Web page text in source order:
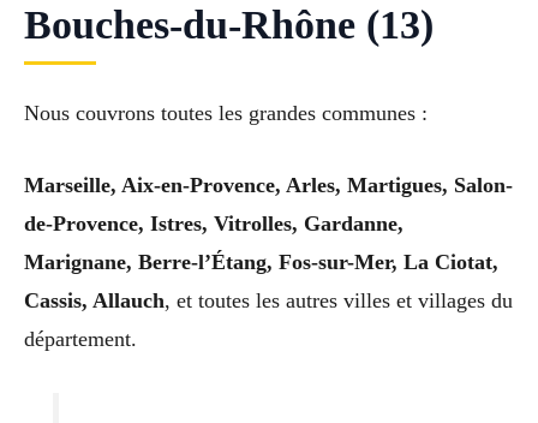
Bouches-du-Rhône (13)
Nous couvrons toutes les grandes communes :
Marseille, Aix-en-Provence, Arles, Martigues, Salon-
de-Provence, Istres, Vitrolles, Gardanne,
Marignane, Berre-l’Étang, Fos-sur-Mer, La Ciotat,
Cassis, Allauch, et toutes les autres villes et villages du
département.